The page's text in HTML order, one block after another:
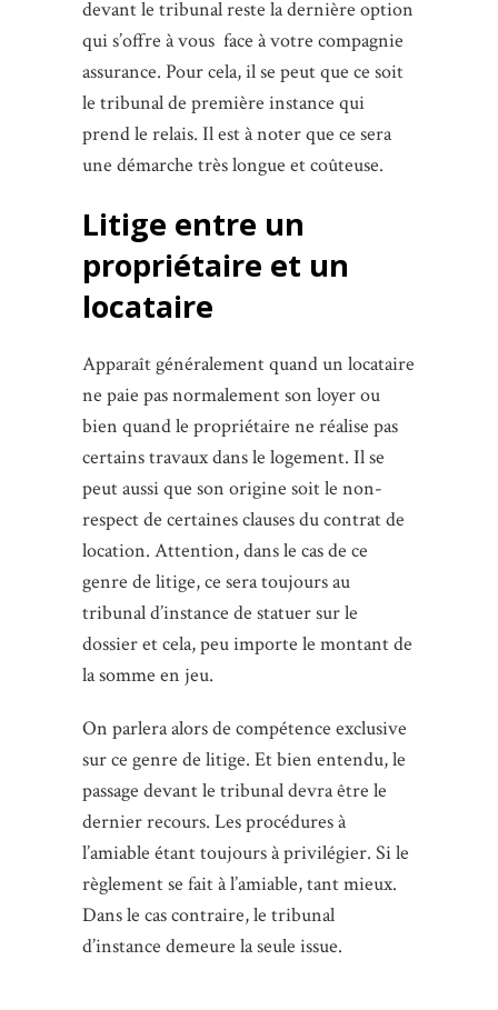
devant le tribunal reste la dernière option
qui s’offre à vous face à votre compagnie
assurance. Pour cela, il se peut que ce soit
le tribunal de première instance qui
prend le relais. Il est à noter que ce sera
une démarche très longue et coûteuse.
Litige entre un
propriétaire et un
locataire
Apparaît généralement quand un locataire
ne paie pas normalement son loyer ou
bien quand le propriétaire ne réalise pas
certains travaux dans le logement. Il se
peut aussi que son origine soit le non-
respect de certaines clauses du contrat de
location. Attention, dans le cas de ce
genre de litige, ce sera toujours au
tribunal d’instance de statuer sur le
dossier et cela, peu importe le montant de
la somme en jeu.
On parlera alors de compétence exclusive
sur ce genre de litige. Et bien entendu, le
passage devant le tribunal devra être le
dernier recours. Les procédures à
l’amiable étant toujours à privilégier. Si le
règlement se fait à l’amiable, tant mieux.
Dans le cas contraire, le tribunal
d’instance demeure la seule issue.